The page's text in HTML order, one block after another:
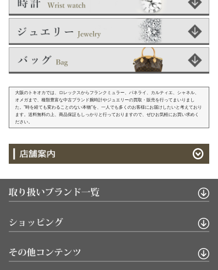
大阪のトキオカでは、ロレックスからフランクミュラー、パネライ、カルティエ、シャネル、
オメガまで、種類豊富な中古ブランド腕時計やジュエリーの買取・販売を行ってまいりまし
た。"時を経ても変わることのない本物"を、一人でも多くのお客様にお届けしたいと考えており
ます。送料無料の上、商品保証もしっかりと行っておりますので、ぜひお気軽にお買い求めく
ださい。